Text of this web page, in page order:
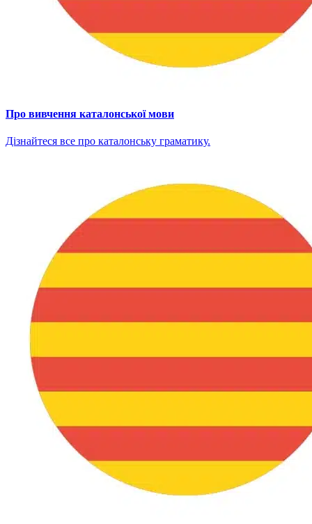
Про вивчення каталонської мови
Дізнайтеся все про каталонську граматику.